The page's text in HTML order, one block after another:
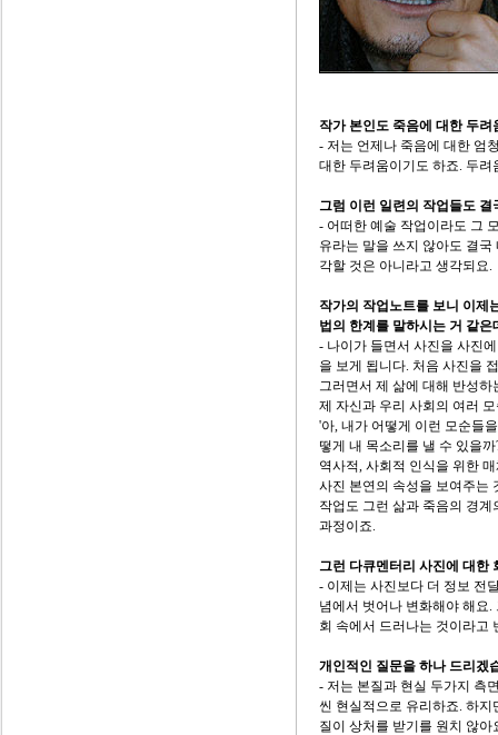
작가 본인도 죽음에 대한 두려
- 저는 언제나 죽음에 대한 엄
대한 두려움이기도 하죠. 두
그럼 이런 일련의 작업들도
- 어떠한 예술 작업이라도 그
유라는 말을 쓰지 않아도 결
각할 것은 아니라고 생각되요.
작가의 작업노트를 보니 이제
법의 한계를 말하시는 거 같은
- 나이가 들면서 사진을 사진
을 보게 됩니다. 처음 사진을
그러면서 제 삶에 대해 반성
제 자신과 우리 사회의 여러
'아, 내가 어떻게 이런 모순들
떻게 내 목소리를 낼 수 있을
역사적, 사회적 인식을 위한
사진 본연의 속성을 보여주는
작업도 그런 삶과 죽음의 경
과정이죠.
그런 다큐멘터리 사진에 대한
- 이제는 사진보다 더 정보 전
념에서 벗어나 변화해야 해요
회 속에서 드러나는 것이라고
개인적인 질문을 하나 드리겠
- 저는 본질과 현실 두가지 측
씬 현실적으로 유리하죠. 하
질이 상처를 받기를 원치 않